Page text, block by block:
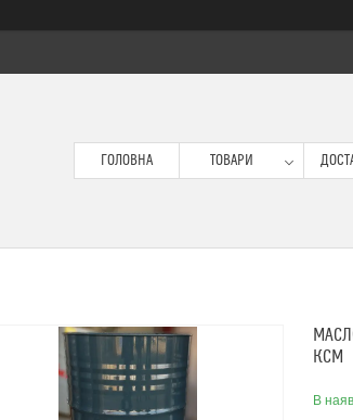
ГОЛОВНА ТОВАРИ
КСМ
В